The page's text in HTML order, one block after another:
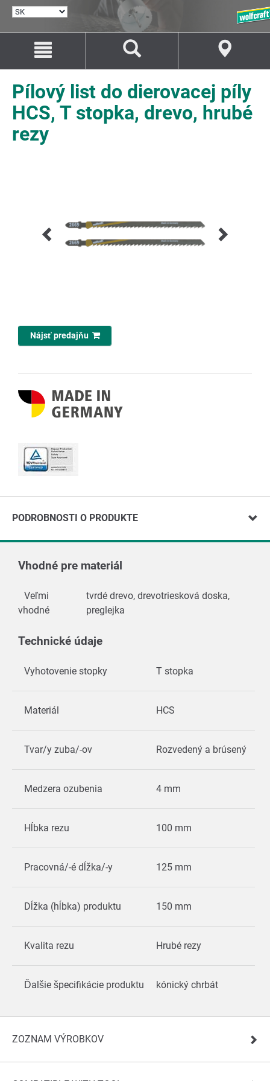
Obsah
Navigáciu
Pílový list do dierovacej píly
HCS, T stopka, drevo, hrubé
rezy
Nájsť predajňu
PODROBNOSTI O PRODUKTE
Vhodné pre materiál
Veľmi
vhodné
tvrdé drevo, drevotriesková doska,
preglejka
Technické údaje
Vyhotovenie stopky T stopka
Materiál HCS
Tvar/y zuba/-ov Rozvedený a brúsený
Medzera ozubenia 4 mm
Hĺbka rezu 100 mm
Pracovná/-é dĺžka/-y 125 mm
Dĺžka (hĺbka) produktu 150 mm
Kvalita rezu Hrubé rezy
Ďalšie špecifikácie produktu kónický chrbát
ZOZNAM VÝROBKOV